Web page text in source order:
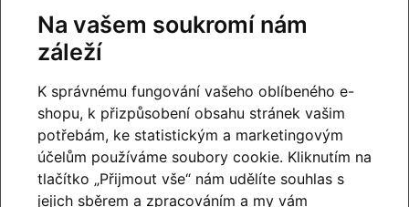
Shimano Service Center - naši mechanici vždy
používájí výhradně originální náhradní díly
Shimano a jsou pravidelně školení.
Bosch eBike Service Partner – diagnostika,
aktualizace a servis pohonů Bosch.
Na vašem soukromí nám
záleží
K správnému fungování vašeho oblíbeného e-
shopu, k přizpůsobení obsahu stránek vašim
potřebám, ke statistickým a marketingovým
účelům používáme soubory cookie. Kliknutím na
tlačítko „Přijmout vše“ nám udělíte souhlas s
jejich sběrem a zpracováním a my vám